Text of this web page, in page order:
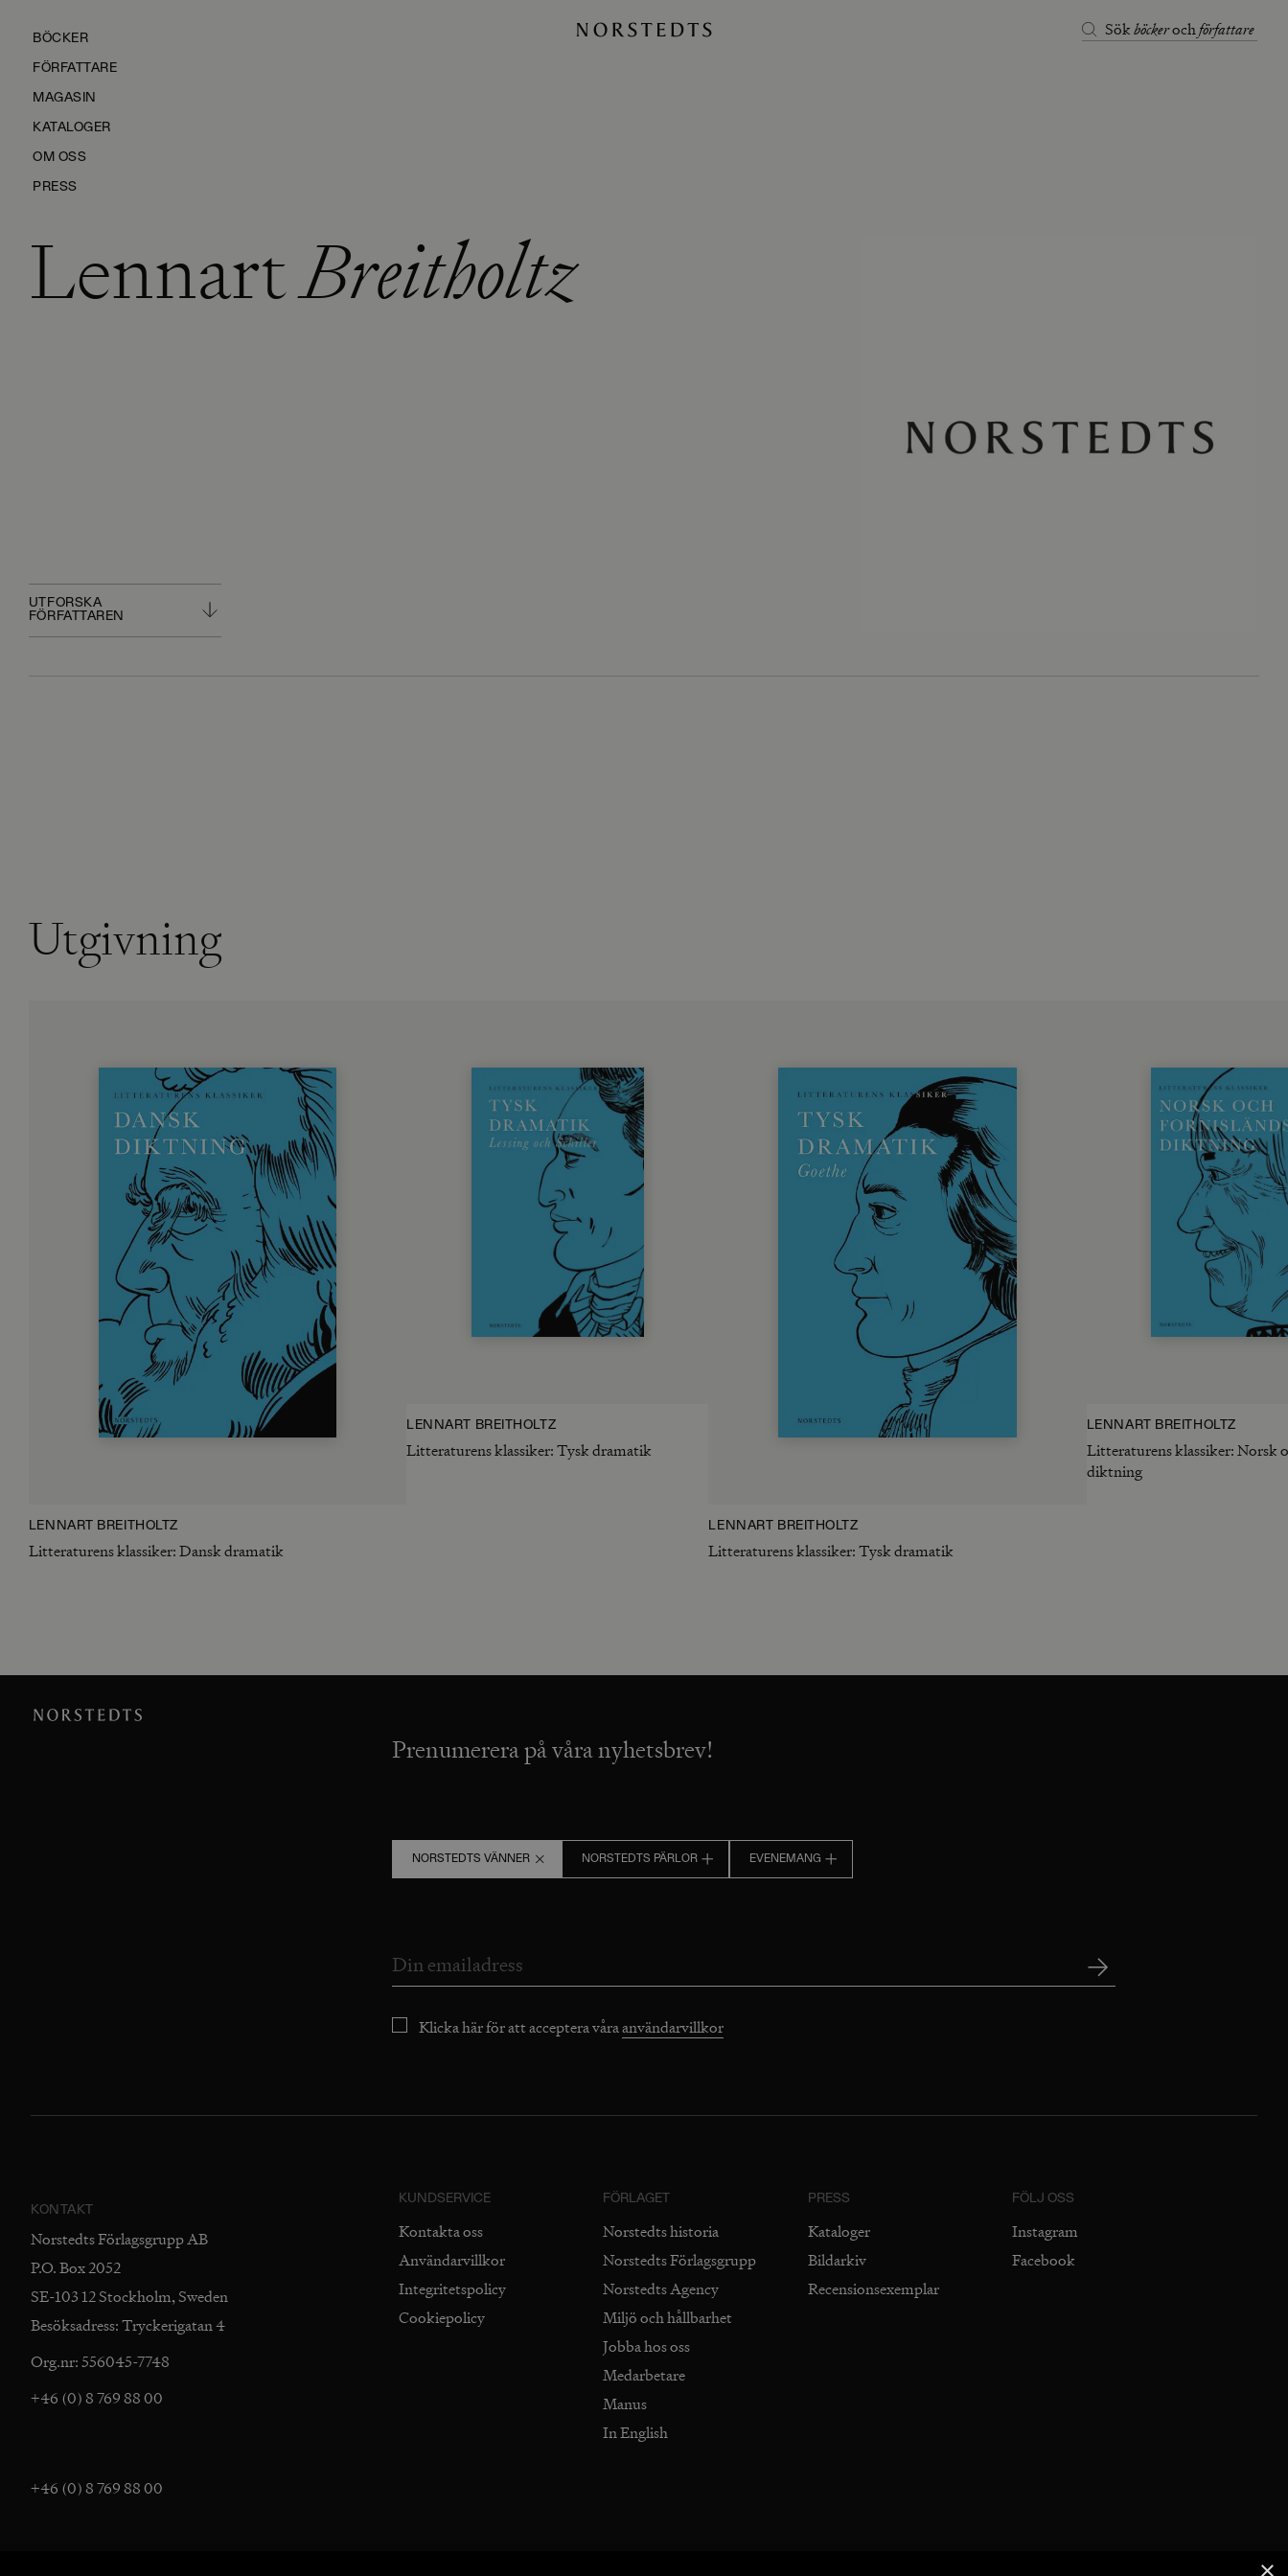
Sökböckerochförfattare
BÖCKER
FÖRFATTARE
MAGASIN
KATALOGER
OM OSS
PRESS
KONTAKTA OSS
HÅLLBARHET
LennartBreitholtz
UTFORSKA
FÖRFATTAREN
Utgivning
LENNART BREITHOLTZ
Litteraturens klassiker: Dansk dramatik
LENNART BREITHOLTZ
Litteraturens klassiker: Tysk dramatik
LENNART BREITHOLTZ
Litteraturens klassiker: Tysk dramatik
LENNART BREITHOLTZ
Litteraturens klassiker: Norsk
diktning
Prenumerera på våra nyhetsbrev!
NORSTEDTS VÄNNER NORSTEDTS PÄRLOR EVENEMANG
Klicka här för att acceptera våraanvändarvillkor
KONTAKT
Norstedts Förlagsgrupp AB
P.O. Box 2052
SE-103 12 Stockholm, Sweden
Besöksadress: Tryckerigatan 4
Org.nr: 556045-7748
+46 (0) 8 769 88 00
+46 (0) 8 769 88 00
KUNDSERVICE
Kontakta oss
Användarvillkor
Integritetspolicy
Cookiepolicy
FÖRLAGET
Norstedts historia
Norstedts Förlagsgrupp
Norstedts Agency
Miljö och hållbarhet
Jobba hos oss
Medarbetare
Manus
In English
PRESS
Kataloger
Bildarkiv
Recensionsexemplar
FÖLJ OSS
Instagram
Facebook